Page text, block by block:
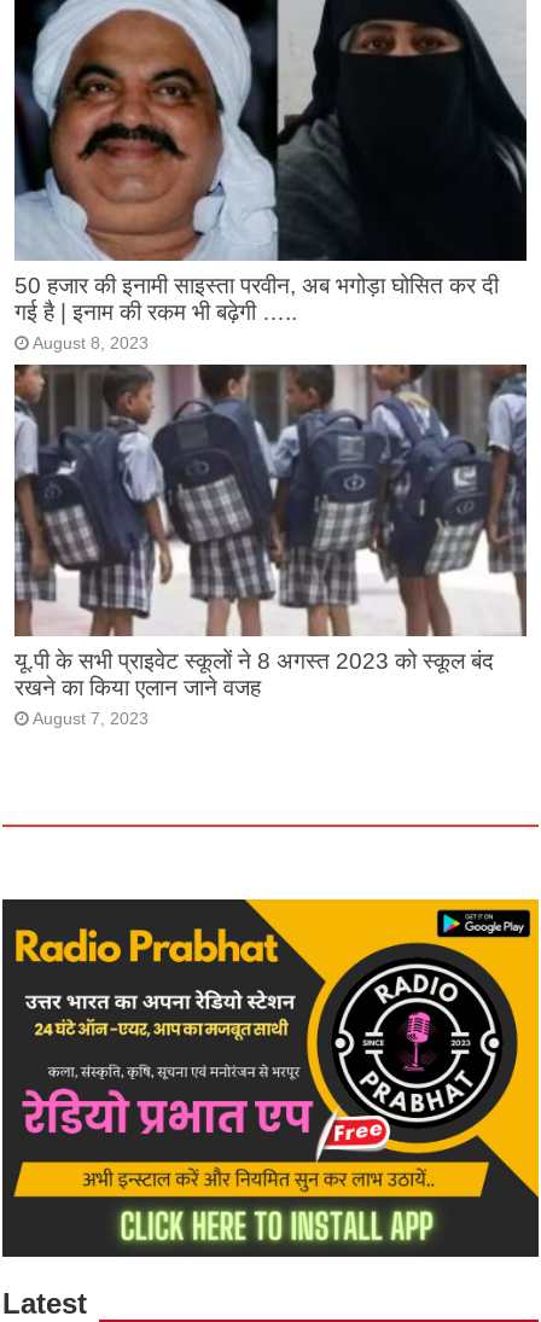
50 हजार की इनामी साइस्ता परवीन, अब भगोड़ा घोसित कर दी
गई है | इनाम की रकम भी बढ़ेगी …..
August 8, 2023
यू.पी के सभी प्राइवेट स्कूलों ने 8 अगस्त 2023 को स्कूल बंद
रखने का किया एलान जाने वजह
August 7, 2023
Latest